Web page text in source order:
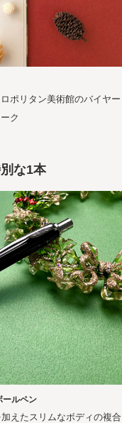
ポリタン美術館のバイヤー
ク
な1本
ールペン
えたスリムなボディの複合